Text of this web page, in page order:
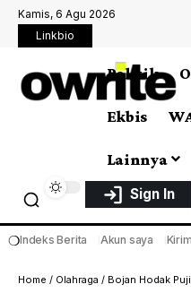
Kamis, 6 Agu 2026
Linkbio
Politik
Ekbis
Lainnya
Sign In
❍Indeks Berita Akun saya
Home / Olahraga / Bojan Hodak Puji Thom